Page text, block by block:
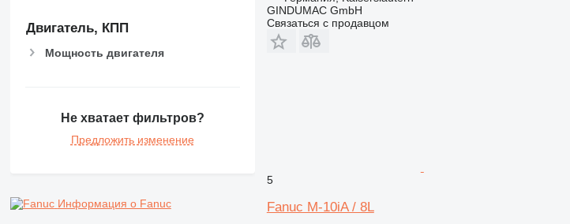
Двигатель, КПП
Мощность двигателя
Не хватает фильтров?
Предложить изменение
Информация о Fanuc
GINDUMAC GmbH
Связаться с продавцом
5
Fanuc M-10iA / 8L